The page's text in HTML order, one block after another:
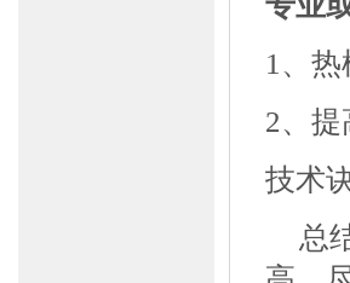
1、
2、
技术
总